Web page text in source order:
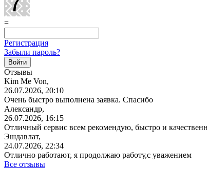
=
Регистрация
Забыли пароль?
Отзывы
Kim Me Von,
26.07.2026, 20:10
Очень быстро выполнена заявка. Спасибо
Александр,
26.07.2026, 16:15
Отличный сервис всем рекомендую, быстро и
Эшдавлат,
24.07.2026, 22:34
Отлично работают, я продолжаю работу,с уважением
Все отзывы